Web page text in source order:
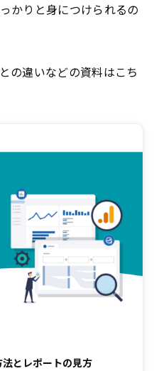
かりと身につけられるの
の違いなどの資料はこち
法とレポートの見方